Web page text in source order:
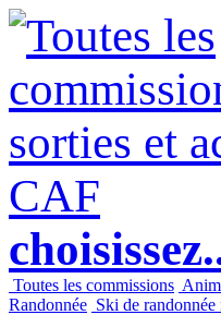
Toutes les commissions
Randonnée Ski de